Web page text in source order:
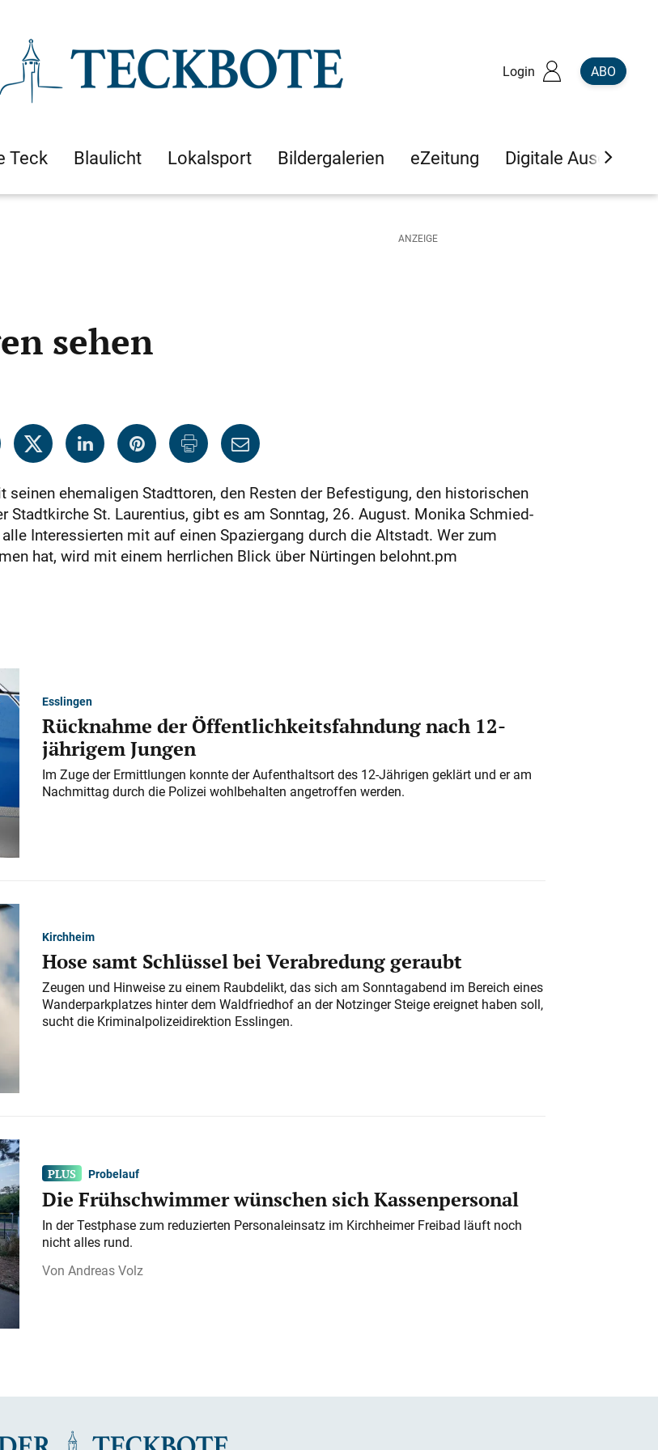
Login ABO
Teck Blaulicht Lokalsport Bildergalerien eZeitung Digitale Ausgaben
sehen
ehemaligen Stadttoren, den Resten der Befestigung, den historischen
Stadtkirche St. Laurentius, gibt es am Sonntag, 26. August. Monika Schmied-
Interessierten mit auf einen Spaziergang durch die Altstadt. Wer zum
hat, wird mit einem herrlichen Blick über Nürtingen belohnt.pm
Esslingen
Rücknahme der Öffentlichkeitsfahndung nach 12-
jährigem Jungen
Im Zuge der Ermittlungen konnte der Aufenthaltsort des 12-Jährigen geklärt und er am
Nachmittag durch die Polizei wohlbehalten angetroffen werden.
Kirchheim
Hose samt Schlüssel bei Verabredung geraubt
Zeugen und Hinweise zu einem Raubdelikt, das sich am Sonntagabend im Bereich eines
Wanderparkplatzes hinter dem Waldfriedhof an der Notzinger Steige ereignet haben soll,
sucht die Kriminalpolizeidirektion Esslingen.
Probelauf
Die Frühschwimmer wünschen sich Kassenpersonal
In der Testphase zum reduzierten Personaleinsatz im Kirchheimer Freibad läuft noch
nicht alles rund.
Andreas Volz